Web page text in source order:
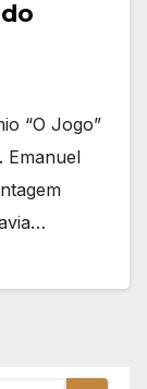
“O Jogo”
Emanuel